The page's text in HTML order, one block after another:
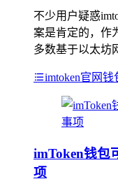
不少用户疑惑
案是肯定的，作
多数基于以太坊
imtoken官网钱
imToken钱包
项